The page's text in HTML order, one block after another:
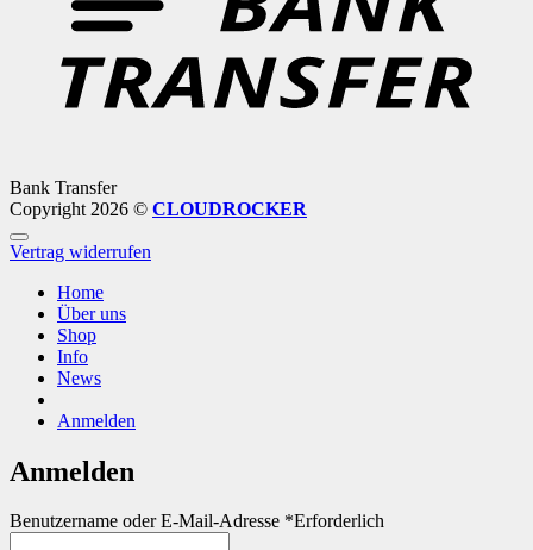
Bank Transfer
Copyright 2026 © CLOUDROCKER
Vertrag widerrufen
Home
Über uns
Shop
Info
News
Anmelden
Anmelden
Benutzername oder E-Mail-Adresse *Erforderlich